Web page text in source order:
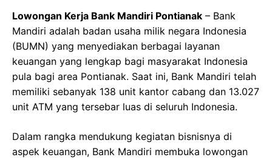
Lowongan Kerja Bank Mandiri Pontianak – Bank
Mandiri adalah badan usaha milik negara Indonesia
(BUMN) yang menyediakan berbagai layanan
keuangan yang lengkap bagi masyarakat Indonesia
pula bagi area Pontianak. Saat ini, Bank Mandiri telah
memiliki sebanyak 138 unit kantor cabang dan 13.027
unit ATM yang tersebar luas di seluruh Indonesia.
Dalam rangka mendukung kegiatan bisnisnya di
aspek keuangan, Bank Mandiri membuka lowongan